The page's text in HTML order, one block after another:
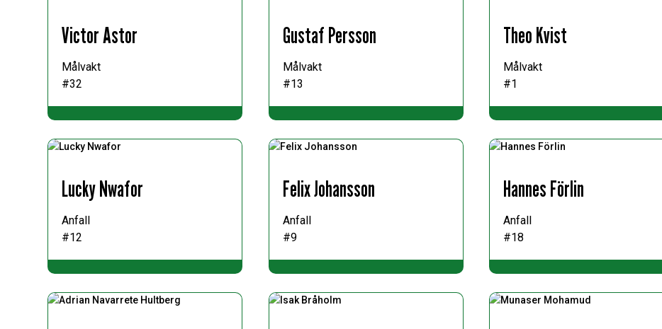
Victor Astor
Målvakt
#32
Lucky Nwafor
Anfall
#12
Gustaf Persson
Målvakt
#13
Felix Johansson
Anfall
#9
Theo Kvist
Målvakt
#1
Hannes Förlin
Anfall
#18